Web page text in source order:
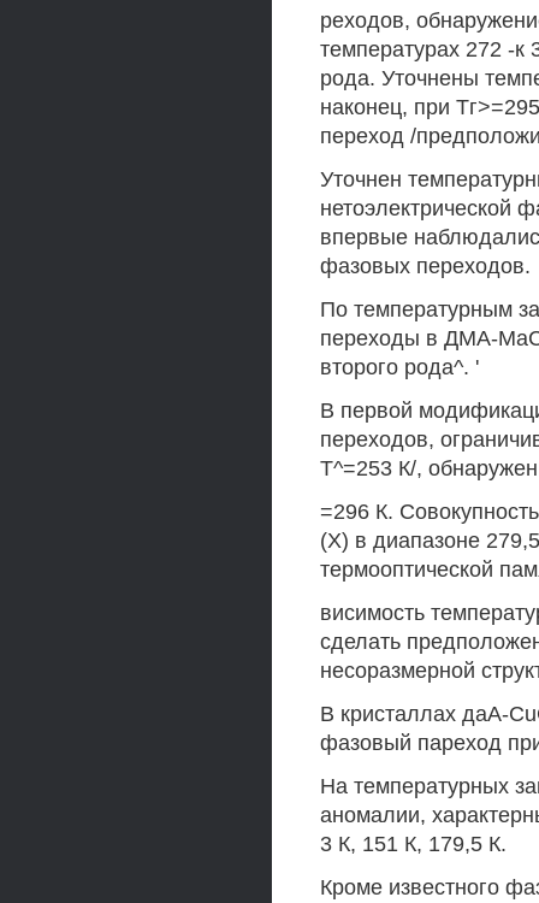
реходов,
температурах 272 -к
рода. Уточнены
наконец, при
переход /
Уточнен
впервые
фазовых переходов.
По температурным
переходы в ДМА-
второго рода^. '
В первой
переходов,
Т^=253 К/,
=296 К.
(X) в диапазоне
термооптической
висимость
сделать
несоразмерной
В кристаллах даА-
фазовый пареход
На температурных
аномалии,
3 К, 151 К, 179,5 К.
Кроме известного